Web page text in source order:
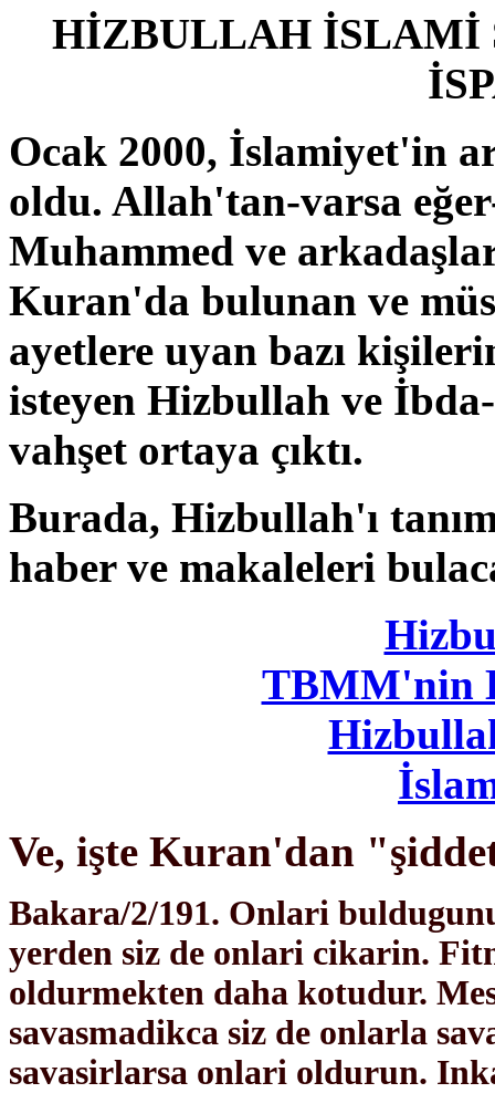
HİZBULLAH İSLAMİ
Ocak 2000, İslamiyet'in
oldu. Allah'tan-varsa
Muhammed ve
Kuran'da bulunan ve
ayetlere uyan bazı
isteyen Hizbullah ve
vahşet ortaya çıktı.
Burada, Hizbullah'ı
haber ve makaleleri
TBMM'nin
Ve, işte Kuran'dan
Bakara/2/191. Onlari
yerden siz de onlari cikarin.
oldurmekten daha kotudur.
savasmadikca siz de onlarla
savasirlarsa onlari oldurun.